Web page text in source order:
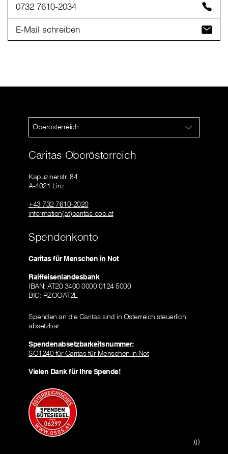
0732 7610-2034
E-Mail schreiben
Oberösterreich
Caritas Oberösterreich
Kapuzinerstr. 84
A-4021 Linz
+43 732 7610-2020
information(at)caritas-ooe.at
Spendenkonto
Caritas für Menschen in Not
Raiffeisenlandesbank
IBAN: AT20 3400 0000 0124 5000
BIC: RZOOAT2L
Spenden an die Caritas sind in Österreich steuerlich
absetzbar.
Spendenabsetzbarkeitsnummer:
SO1240 für Caritas für Menschen in Not
Vielen Dank für Ihre Spende!
(i)